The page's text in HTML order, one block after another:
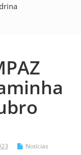
Notícias